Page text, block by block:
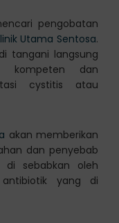
pengobatan
Utama Sentosa.
tangani langsung
kompeten dan
cystitis atau
akan memberikan
dan penyebab
sebabkan oleh
yang di